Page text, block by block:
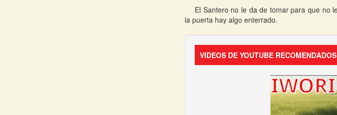
El Santero no le da de tomar para que no
la puerta hay algo enterrado.
VIDEOS DE YOUTUBE RECOMENDADOS